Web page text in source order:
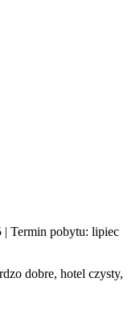
| Termin pobytu: lipiec
dobre, hotel czysty,